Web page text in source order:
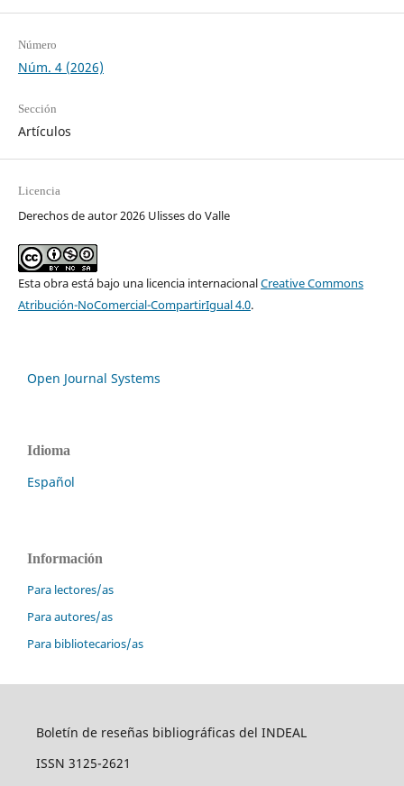
Número
Núm. 4 (2026)
Sección
Artículos
Licencia
Derechos de autor 2026 Ulisses do Valle
Esta obra está bajo una licencia internacionalCreative Commons
Atribución-NoComercial-CompartirIgual 4.0.
Open Journal Systems
Idioma
Español
Información
Para lectores/as
Para autores/as
Para bibliotecarios/as
Boletín de reseñas bibliográficas del INDEAL
ISSN 3125-2621